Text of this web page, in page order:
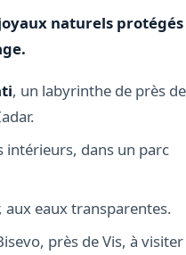
naturels protégés
, un labyrinthe de près de
intérieurs, dans un parc
aux eaux transparentes.
près de Vis, à visiter